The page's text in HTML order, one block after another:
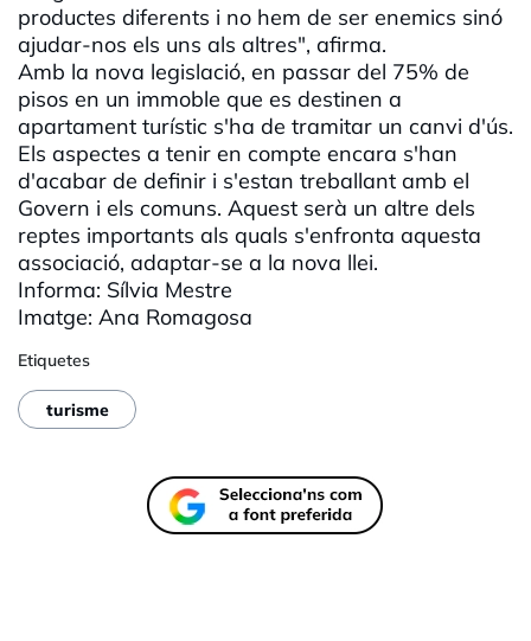
productes diferents i no hem de ser enemics sinó
ajudar-nos els uns als altres", afirma.
Amb la nova legislació, en passar del 75% de
pisos en un immoble que es destinen a
apartament turístic s'ha de tramitar un canvi d'ús.
Els aspectes a tenir en compte encara s'han
d'acabar de definir i s'estan treballant amb el
Govern i els comuns. Aquest serà un altre dels
reptes importants als quals s'enfronta aquesta
associació, adaptar-se a la nova llei.
Informa: Sílvia Mestre
Imatge: Ana Romagosa
Etiquetes
turisme